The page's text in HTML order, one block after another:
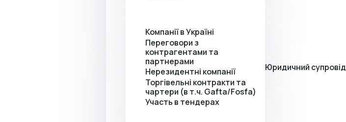
Юридичний супровід
Компанії в Україні
Переговори з
контрагентами та
партнерами
Нерезидентні компанії
Торгівельні контракти та
чартери (в т.ч. Gafta/Fosfa)
Участь в тендерах